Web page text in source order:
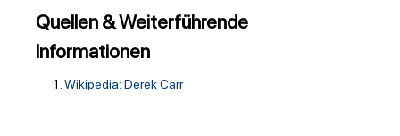
Quellen & Weiterführende
Informationen
Wikipedia: Derek Carr